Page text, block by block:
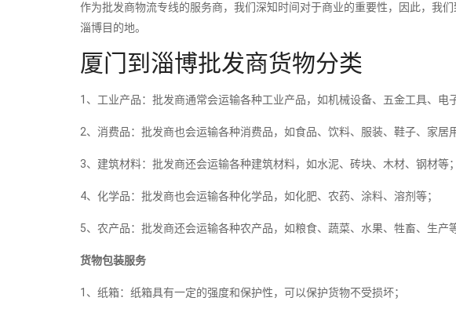
作为批发商物流专线的服务商，我们深知时间对于商业的重要性，因此，我
淄博目的地。
厦门到淄博批发商货物分类
1、工业产品：批发商通常会运输各种工业产品，如机械设备、五金工具、电
2、消费品：批发商也会运输各种消费品，如食品、饮料、服装、鞋子、家居
3、建筑材料：批发商还会运输各种建筑材料，如水泥、砖块、木材、钢材等；
4、化学品：批发商也会运输各种化学品，如化肥、农药、涂料、溶剂等；
5、农产品：批发商还会运输各种农产品，如粮食、蔬菜、水果、牲畜、生产等
货物包装服务
1、纸箱：纸箱具有一定的强度和保护性，可以保护货物不受损坏；